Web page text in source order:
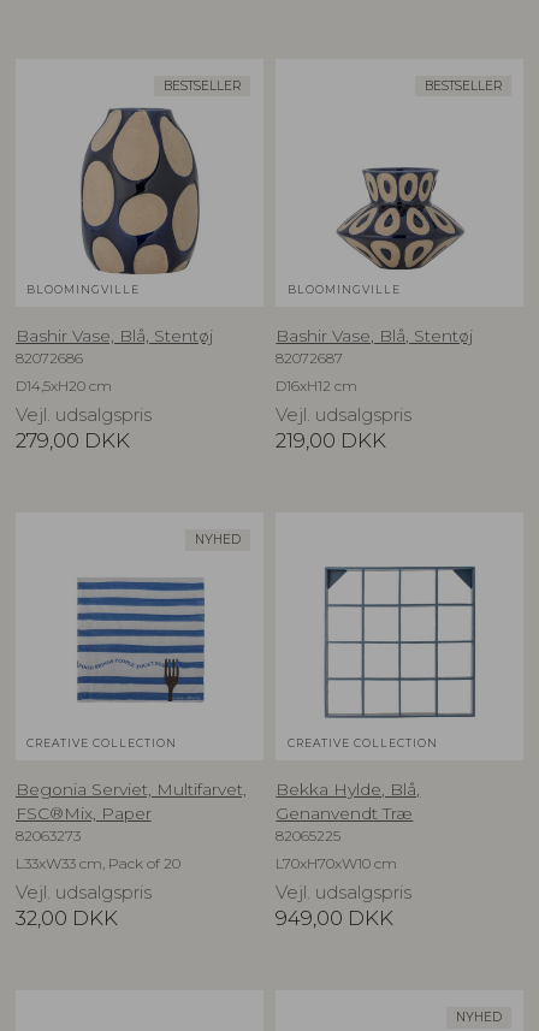
BESTSELLER
BLOOMINGVILLE
Bashir Vase, Blå, Stentøj
82072686
D14,5xH20 cm
Vejl. udsalgspris
279,00 DKK
BESTSELLER
BLOOMINGVILLE
Bashir Vase, Blå, Stentøj
82072687
D16xH12 cm
Vejl. udsalgspris
219,00 DKK
NYHED
CREATIVE COLLECTION
Begonia Serviet, Multifarvet,
FSC®Mix, Paper
82063273
L33xW33 cm, Pack of 20
Vejl. udsalgspris
32,00 DKK
CREATIVE COLLECTION
Bekka Hylde, Blå,
Genanvendt Træ
82065225
L70xH70xW10 cm
Vejl. udsalgspris
949,00 DKK
NYHED